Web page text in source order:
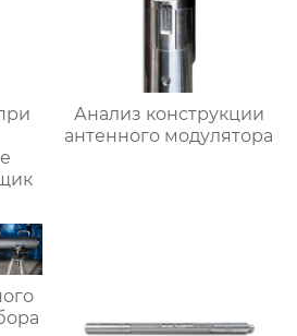
Анализ конструкции
антенного модулятора